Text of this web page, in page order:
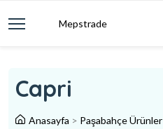
Mepstrade
Capri
Anasayfa > Paşabahçe Ürünler